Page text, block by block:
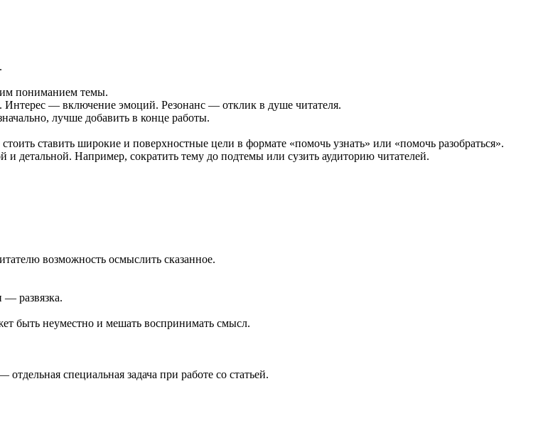
пониманием темы.
Интерес — включение эмоций. Резонанс — отклик в душе читателя.
лучше добавить в конце работы.
ставить широкие и поверхностные цели в формате «помочь узнать» или «помочь разобраться».
и детальной. Например, сократить тему до подтемы или сузить аудиторию читателей.
возможность осмыслить сказанное.
— развязка.
быть неуместно и мешать воспринимать смысл.
специальная задача при работе со статьей.